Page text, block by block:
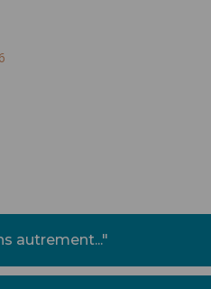
autrement..."